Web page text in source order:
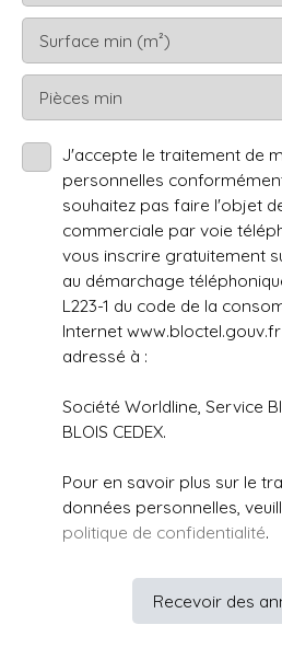
Surface min (m²)
Pièces min
J'accepte le traitement de
personnelles
souhaitez pas faire l'objet
commerciale par voie
vous inscrire gratuitement
au démarchage
L223-1 du code de la
Internet
adressé à :
Société Worldline, Service
BLOIS CEDEX.
Pour en savoir plus sur le
données personnelles,
politique de confidentialité.
Recevoir des